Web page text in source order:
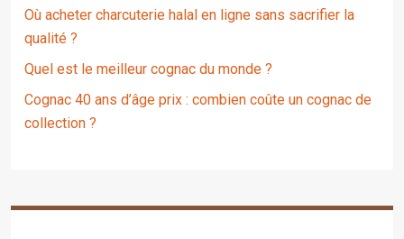
Où acheter charcuterie halal en ligne sans sacrifier la
qualité ?
Quel est le meilleur cognac du monde ?
Cognac 40 ans d’âge prix : combien coûte un cognac de
collection ?